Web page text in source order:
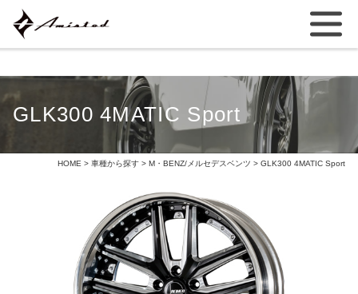
GLK300 4MATIC Sport
HOME > 車種から探す > M・BENZ/メルセデスベンツ > GLK300 4MATIC Sport